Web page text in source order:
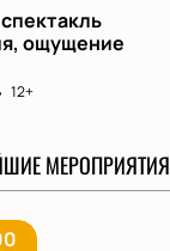
ощущение
12+
МЕРОПРИЯТИЯ